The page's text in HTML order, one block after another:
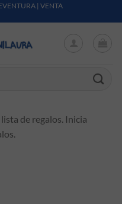
| VENTA
de regalos. Inicia